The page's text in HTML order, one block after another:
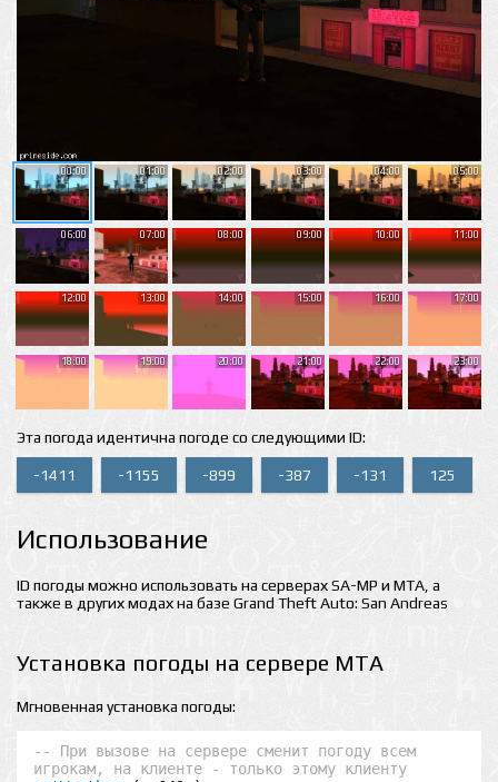
00:00 01:00 02:00 03:00 04:00 05:00
06:00 07:00 08:00 09:00 10:00 11:00
12:00 13:00 14:00 15:00 16:00 17:00
18:00 19:00 20:00 21:00 22:00 23:00
Эта погода идентична погоде со следующими ID:
-1411 -1155 -899 -387 -131 125
Использование
ID погоды можно использовать на серверах SA-MP и MTA, а
также в других модах на базе Grand Theft Auto: San Andreas
Установка погоды на сервере MTA
Мгновенная установка погоды:
-- При вызове на сервере сменит погоду всем
игрокам, на клиенте - только этому клиенту